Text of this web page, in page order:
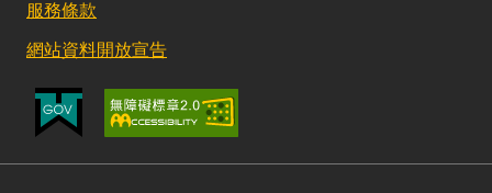
服務條款
網站資料開放宣告